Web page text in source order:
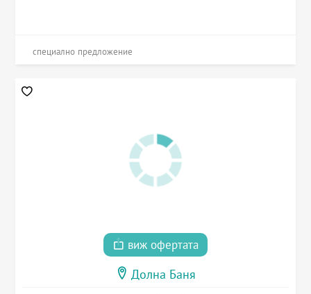
специално предложение
виж офертата
Долна Баня